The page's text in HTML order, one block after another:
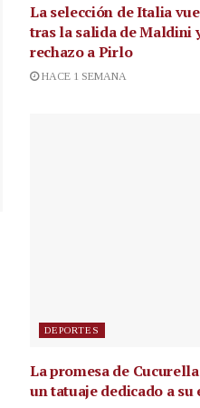
La selección de Italia
tras la salida de Maldini
rechazo a Pirlo
HACE 1 SEMANA
DEPORTES
La promesa de
un tatuaje dedicado a su